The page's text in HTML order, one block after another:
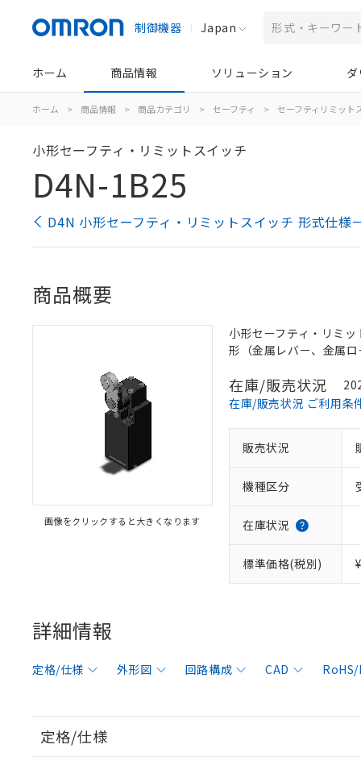
制御機器 Japan
ホーム 商品情報 ソリューション
ホーム > 商品情報 > 商品カテゴリ > セーフティ > セーフティリミット
小形セーフティ・リミットスイッチ
D4N-1B25
D4N 小形セーフティ・リミットスイッチ 形式仕様
商品概要
画像をクリックすると大きくなります
小形セーフティ・リミ
形（金属レバー、金属
在庫/販売状況
在庫/販売状況 ご利用条
販売状況
機種区分
在庫状況
標準価格(税別)
詳細情報
定格/仕様 外形図 回路構成 CAD
定格/仕様